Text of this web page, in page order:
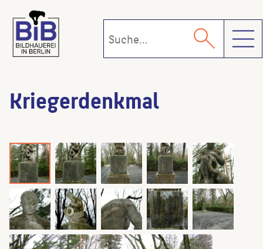
Kriegerdenkmal